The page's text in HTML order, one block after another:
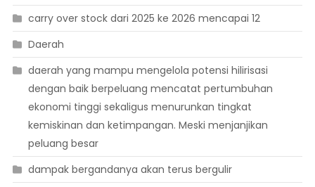
carry over stock dari 2025 ke 2026 mencapai 12
Daerah
daerah yang mampu mengelola potensi hilirisasi
dengan baik berpeluang mencatat pertumbuhan
ekonomi tinggi sekaligus menurunkan tingkat
kemiskinan dan ketimpangan. Meski menjanjikan
peluang besar
dampak bergandanya akan terus bergulir